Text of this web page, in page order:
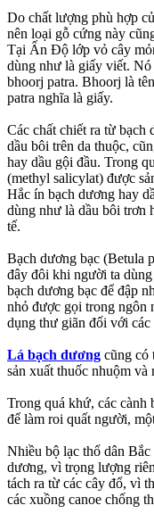
Do chất lượng phù hợp
nên loại gỗ cứng này
Tại Ấn Độ lớp vỏ cây
dùng như là giấy viết.
bhoorj patra. Bhoorj là
patra nghĩa là giấy.
Các chất chiết ra từ
dầu bôi trên da thuộc,
hay dầu gội đầu. Trong
(methyl salicylat) được
Hắc ín bạch dương hay
dùng như là dầu bôi trơn
tế.
Bạch dương bạc (Betula
đây đôi khi người ta
bạch dương bạc để đập
nhỏ được gọi trong ngôn
dụng thư giãn đối với các
Lá bạch dương cũng có
sản xuất thuốc nhuộm và
Trong quá khứ, các cành
để làm roi quất người,
Nhiều bộ lạc thổ dân
dương, vì trọng lượng
tách ra từ các cây đổ, vì
các xuồng canoe chống